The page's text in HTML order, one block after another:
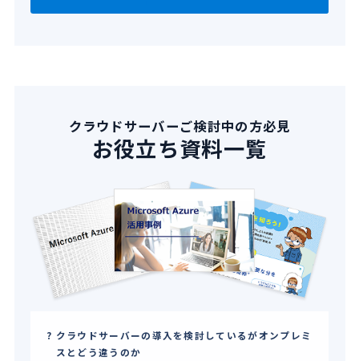
クラウドサーバーご検討中の方必見
お役立ち資料一覧
クラウドサーバーの導入を検討しているがオンプレミ
スとどう違うのか